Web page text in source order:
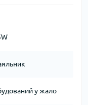
у жало